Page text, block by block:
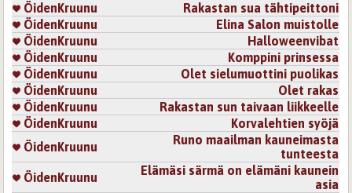
ÖidenKruunu
Rakastan sua tähtipeittoni
ÖidenKruunu
Elina Salon muistolle
ÖidenKruunu
Halloweenvibat
ÖidenKruunu
Komppini prinsessa
ÖidenKruunu
Olet sielumuottini puolikas
ÖidenKruunu
Olet rakas
ÖidenKruunu
Rakastan sun taivaan liikkeelle
ÖidenKruunu
Korvalehtien syöjä
ÖidenKruunu
Runo maailman kauneimasta
tunteesta
ÖidenKruunu
Elämäsi särmä on elämäni kaunein
asia